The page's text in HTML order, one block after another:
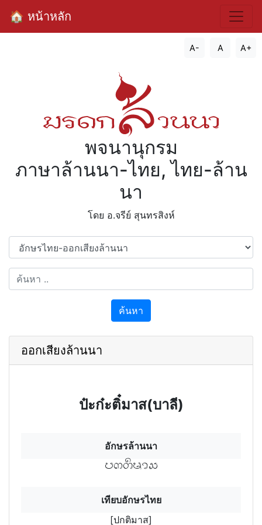
🏠 หน้าหลัก
A- A A+
พจนานุกรม
ภาษาล้านนา-ไทย, ไทย-ล้าน
นา
โดย อ.จรีย์​ สุนทรสิงห์
ค้นหา
ออกเสียงล้านนา
ป๋ะก๋ะติ๋มาส(บาลี)
อักษรล้านนา
บกติมาส
เทียบอักษรไทย
[ปกติมาส]